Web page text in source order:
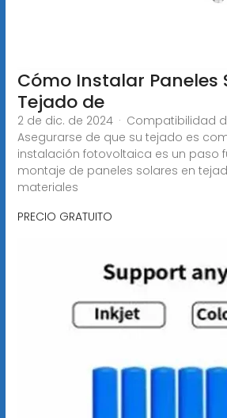
Cómo Instalar Paneles
Tejado de
2 de dic. de 2024 · Compatibilidad
Asegurarse de que su tejado es
instalación fotovoltaica es un paso
montaje de paneles solares en
materiales
PRECIO GRATUITO